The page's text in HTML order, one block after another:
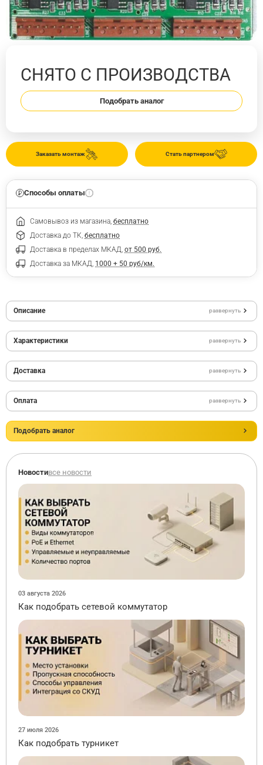
Стать партнером
Заказать монтаж
СНЯТО С ПРОИЗВОДСТВА
Подобрать аналог
Способы оплаты
Самовывоз из магазина, бесплатно
Доставка до ТК, бесплатно
Доставка в пределах МКАД, от 500 руб.
Доставка за МКАД, 1000 + 50 руб/км.
Описание развернуть
Характеристики развернуть
Доставка развернуть
Оплата развернуть
Подобрать аналог
Новостивсе новости
03 августа 2026
Как подобрать сетевой коммутатор
27 июля 2026
Как подобрать турникет